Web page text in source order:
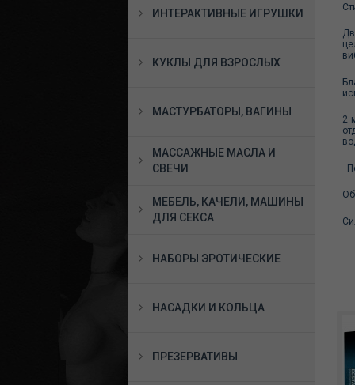
ИНТЕРАКТИВНЫЕ ИГРУШКИ
КУКЛЫ ДЛЯ ВЗРОСЛЫХ
МАСТУРБАТОРЫ, ВАГИНЫ
МАССАЖНЫЕ МАСЛА И
СВЕЧИ
МЕБЕЛЬ, КАЧЕЛИ, МАШИНЫ
ДЛЯ СЕКСА
НАБОРЫ ЭРОТИЧЕСКИЕ
НАСАДКИ И КОЛЬЦА
ПРЕЗЕРВАТИВЫ
2